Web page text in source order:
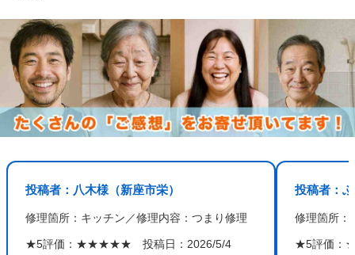
投稿者：八木様（新座市栄）
修理箇所：キッチン／修理内容：つまり修理
★5評価：★★★★★ 投稿日：2026/5/4
投稿者：
修理箇所：
★5評価：